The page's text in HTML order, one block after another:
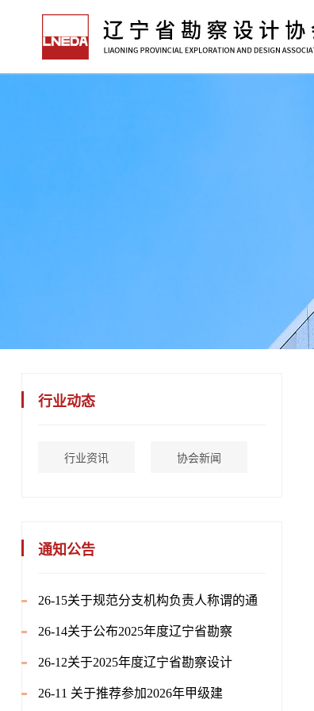
行业动态
行业资讯 协会新闻
通知公告
26-15关于规范分支机构负责人称谓的通
26-14关于公布2025年度辽宁省勘察
26-12关于2025年度辽宁省勘察设计
26-11 关于推荐参加2026年甲级建